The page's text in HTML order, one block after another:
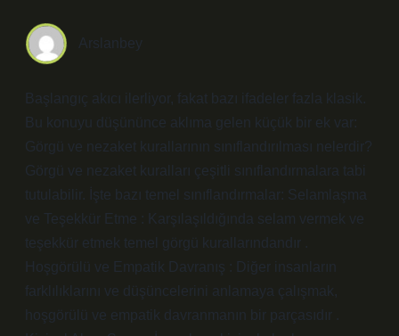
Arslanbey
Başlangıç akıcı ilerliyor, fakat bazı ifadeler fazla klasik.
Bu konuyu düşününce aklıma gelen küçük bir ek var:
Görgü ve nezaket kurallarının sınıflandırılması nelerdir?
Görgü ve nezaket kuralları çeşitli sınıflandırmalara tabi
tutulabilir. İşte bazı temel sınıflandırmalar: Selamlaşma
ve Teşekkür Etme : Karşılaşıldığında selam vermek ve
teşekkür etmek temel görgü kurallarındandır .
Hoşgörülü ve Empatik Davranış : Diğer insanların
farklılıklarını ve düşüncelerini anlamaya çalışmak,
hoşgörülü ve empatik davranmanın bir parçasıdır .